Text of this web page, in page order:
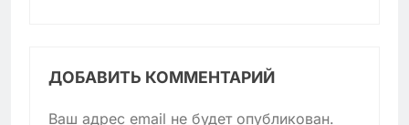
ДОБАВИТЬ КОММЕНТАРИЙ
Ваш адрес email не будет опубликован.